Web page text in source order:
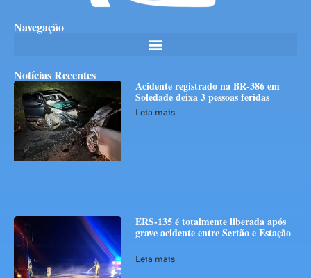
Navegação
Notícias Recentes
Acidente registrado na BR-386 em
Soledade deixa 3 pessoas feridas
Leia mais
ERS-135 é totalmente liberada após
grave acidente entre Sertão e Estação
Leia mais